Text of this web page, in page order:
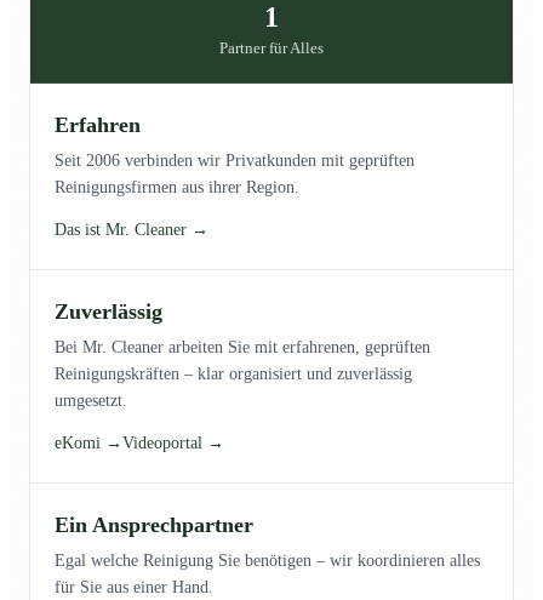
1
Partner für Alles
Erfahren
Seit 2006 verbinden wir Privatkunden mit geprüften
Reinigungsfirmen aus ihrer Region.
Das ist Mr. Cleaner →
Zuverlässig
Bei Mr. Cleaner arbeiten Sie mit erfahrenen, geprüften
Reinigungskräften – klar organisiert und zuverlässig
umgesetzt.
eKomi → Videoportal →
Ein Ansprechpartner
Egal welche Reinigung Sie benötigen – wir koordinieren alles
für Sie aus einer Hand.